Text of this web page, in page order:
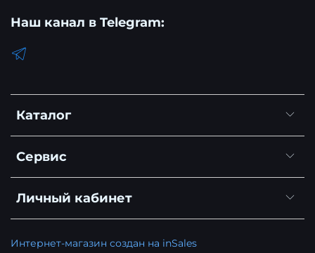
Каталог
Сервис
Личный кабинет
Наш канал в Telegram:
Интернет-магазин создан на inSales